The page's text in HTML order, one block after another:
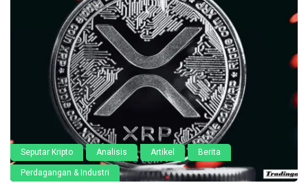
Seputar Kripto Analisis Artikel Berita
Perdagangan & Industri